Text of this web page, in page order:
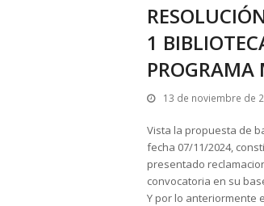
1
PROGRAMA
13 de noviembre de
Vista la propuesta de
fecha 07/11/2024,
presentado
convocatoria en su
Y por lo anteriormente